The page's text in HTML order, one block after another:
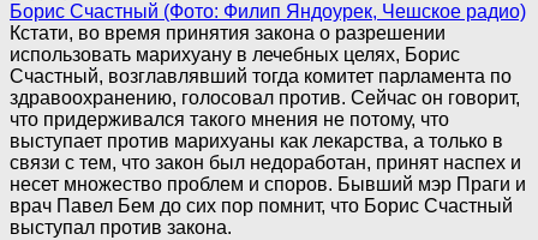
Борис Счастный (Фото: Филип Яндоурек, Чешское радио)
Кстати, во время принятия закона о разрешении
использовать марихуану в лечебных целях, Борис
Счастный, возглавлявший тогда комитет парламента по
здравоохранению, голосовал против. Сейчас он говорит,
что придерживался такого мнения не потому, что
выступает против марихуаны как лекарства, а только в
связи с тем, что закон был недоработан, принят наспех и
несет множество проблем и споров. Бывший мэр Праги и
врач Павел Бем до сих пор помнит, что Борис Счастный
выступал против закона.